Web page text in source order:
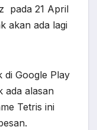
pada 21 April
akan ada lagi
di Google Play
ada alasan
Tetris ini